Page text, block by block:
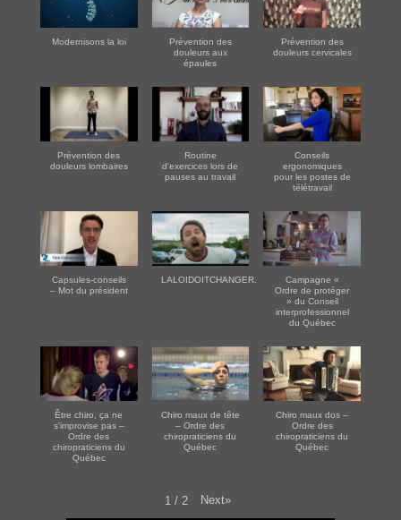
Modernisons la loi
Prévention des
douleurs aux
épaules
Prévention des
douleurs cervicales
Prévention des
douleurs lombaires
Routine
d'exercices lors de
pauses au travail
Conseils
ergonomiques
pour les postes de
télétravail
Capsules-conseils
– Mot du président
LALOIDOITCHANGER.COM
Campagne «
Ordre de protéger
» du Conseil
interprofessionnel
du Québec
Être chiro, ça ne
s'improvise pas –
Ordre des
chiropraticiens du
Québec
Chiro maux de tête
– Ordre des
chiropraticiens du
Québec
Chiro maux dos –
Ordre des
chiropraticiens du
Québec
1 / 2 Next»